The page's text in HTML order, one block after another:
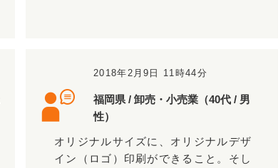
2018年2月9日 11時44分
福岡県 / 卸売・小売業（40代 / 男
性）
オリジナルサイズに、オリジナルデザ
イン（ロゴ）印刷ができること。そし